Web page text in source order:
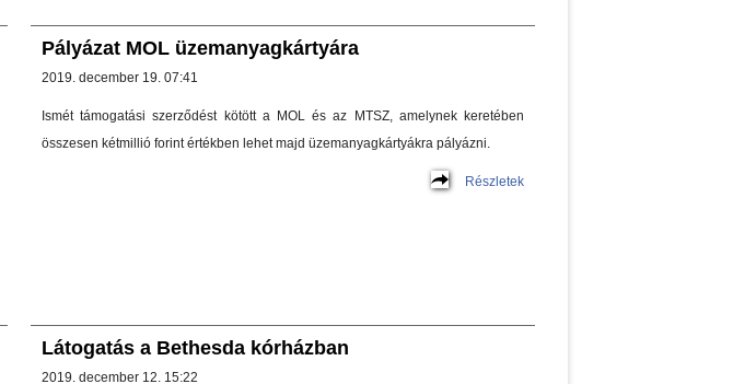
Pályázat MOL üzemanyagkártyára
2019. december 19. 07:41
Ismét támogatási szerződést kötött a MOL és az MTSZ, amelynek keretében
összesen kétmillió forint értékben lehet majd üzemanyagkártyákra pályázni.
Részletek
Látogatás a Bethesda kórházban
2019. december 12. 15:22